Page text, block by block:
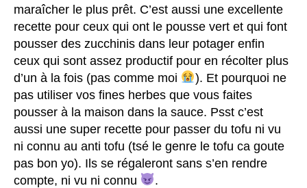
maraîcher le plus prêt. C’est aussi une excellente
recette pour ceux qui ont le pousse vert et qui font
pousser des zucchinis dans leur potager enfin
ceux qui sont assez productif pour en récolter plus
d’un à la fois (pas comme moi
). Et pourquoi ne
pas utiliser vos fines herbes que vous faites
pousser à la maison dans la sauce. Psst c’est
aussi une super recette pour passer du tofu ni vu
ni connu au anti tofu (tsé le genre le tofu ca goute
pas bon yo). Ils se régaleront sans s’en rendre
compte, ni vu ni connu
.